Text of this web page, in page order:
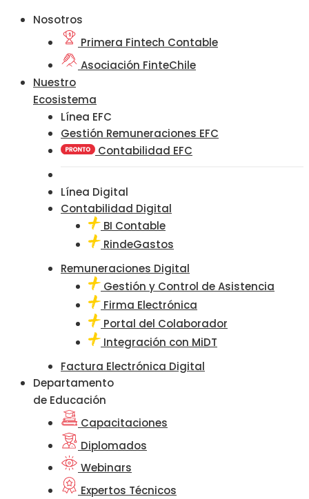
Nosotros
Primera Fintech Contable
Asociación FinteChile
Nuestro
Ecosistema
Línea EFC
Gestión Remuneraciones EFC
Contabilidad EFC
Línea Digital
Contabilidad Digital
BI Contable
RindeGastos
Remuneraciones Digital
Gestión y Control de Asistencia
Firma Electrónica
Portal del Colaborador
Integración con MiDT
Factura Electrónica Digital
Departamento
de Educación
Capacitaciones
Diplomados
Webinars
Expertos Técnicos